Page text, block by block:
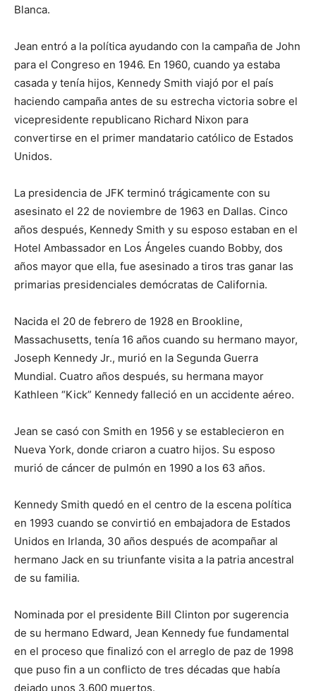
Blanca.
Jean entró a la política ayudando con la campaña de John
para el Congreso en 1946. En 1960, cuando ya estaba
casada y tenía hijos, Kennedy Smith viajó por el país
haciendo campaña antes de su estrecha victoria sobre el
vicepresidente republicano Richard Nixon para
convertirse en el primer mandatario católico de Estados
Unidos.
La presidencia de JFK terminó trágicamente con su
asesinato el 22 de noviembre de 1963 en Dallas. Cinco
años después, Kennedy Smith y su esposo estaban en el
Hotel Ambassador en Los Ángeles cuando Bobby, dos
años mayor que ella, fue asesinado a tiros tras ganar las
primarias presidenciales demócratas de California.
Nacida el 20 de febrero de 1928 en Brookline,
Massachusetts, tenía 16 años cuando su hermano mayor,
Joseph Kennedy Jr., murió en la Segunda Guerra
Mundial. Cuatro años después, su hermana mayor
Kathleen “Kick” Kennedy falleció en un accidente aéreo.
Jean se casó con Smith en 1956 y se establecieron en
Nueva York, donde criaron a cuatro hijos. Su esposo
murió de cáncer de pulmón en 1990 a los 63 años.
Kennedy Smith quedó en el centro de la escena política
en 1993 cuando se convirtió en embajadora de Estados
Unidos en Irlanda, 30 años después de acompañar al
hermano Jack en su triunfante visita a la patria ancestral
de su familia.
Nominada por el presidente Bill Clinton por sugerencia
de su hermano Edward, Jean Kennedy fue fundamental
en el proceso que finalizó con el arreglo de paz de 1998
que puso fin a un conflicto de tres décadas que había
dejado unos 3.600 muertos.